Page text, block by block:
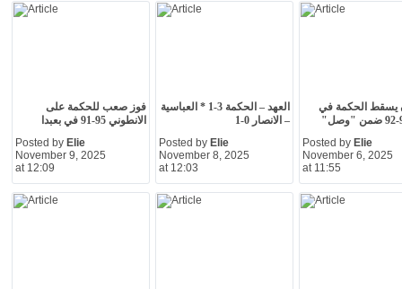
فوز صعب للحكمة على
الانطوني 95-91 في بعبدا
Posted by Elie
November 9, 2025
at 12:09
العهد – الحكمة 3-1 * العباسية
– الانصار 0-1
Posted by Elie
November 8, 2025
at 12:03
يسقط الحكمة في
Posted by Elie
November 6, 2025
at 11:55